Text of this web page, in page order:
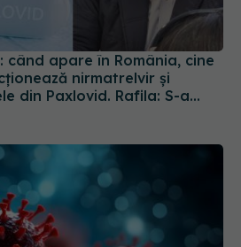
nirmatrelvir și
din Paxlovid. Rafila: S-a
fi disponibil la